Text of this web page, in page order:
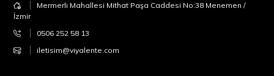
Mermerli Mahallesi Mithat Paşa Caddesi No:38 Menemen /
İzmir
0506 252 58 13
iletisim@viyalente.com